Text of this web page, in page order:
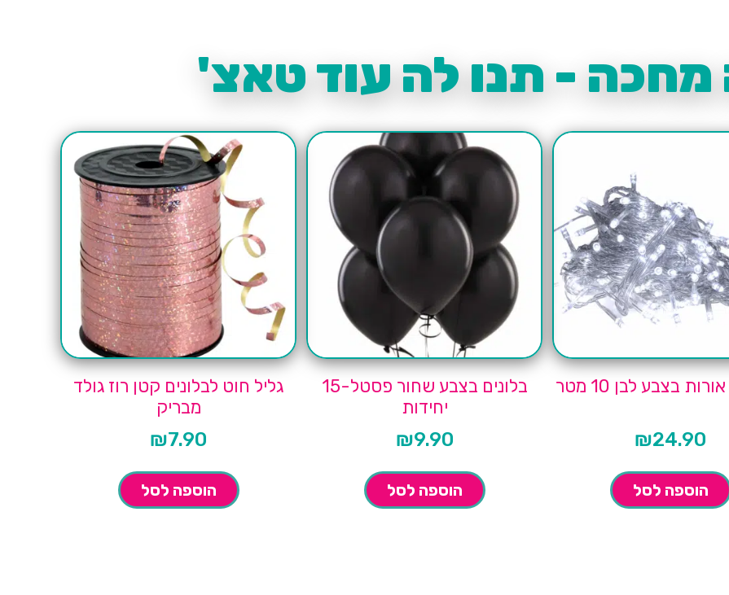
- תנו לה עוד טאצ'
בצבע לבן 10 מטר
₪24.90
הוספה לסל
בלונים בצבע שחור פסטל-15
יחידות
₪9.90
הוספה לסל
גליל חוט לבלונים קטן רוז גולד
מבריק
₪7.90
הוספה לסל